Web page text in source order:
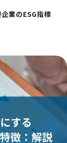
企業のESG指標